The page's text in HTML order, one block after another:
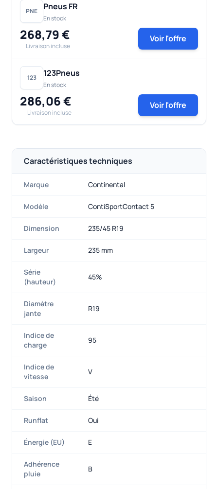
PNE Pneus FR
En stock
268,79 €
Livraison incluse
Voir l'offre
123 123Pneus
En stock
286,06 €
Livraison incluse
Voir l'offre
Caractéristiques techniques
Marque Continental
Modèle ContiSportContact 5
Dimension 235/45 R19
Largeur 235 mm
Série
(hauteur)
45%
Diamètre
jante
R19
Indice de
charge
95
Indice de
vitesse
V
Saison Été
Runflat Oui
Énergie (EU) E
Adhérence
pluie
B